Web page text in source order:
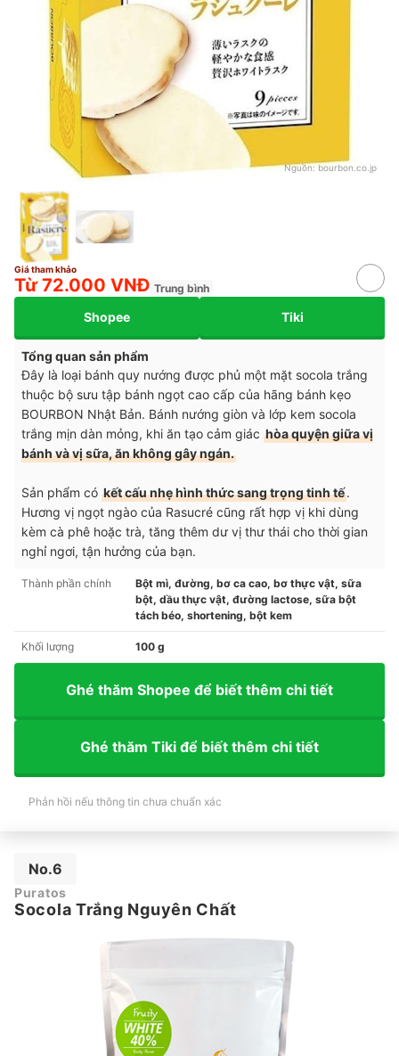
Nguồn:bourbon.co.jp
Giá tham khảo
Từ 72.000 VNĐ Trung bình
Shopee Tiki
Tổng quan sản phẩm
Đây là loại bánh quy nướng được phủ một mặt socola trắng
thuộc bộ sưu tập bánh ngọt cao cấp của hãng bánh kẹo
BOURBON Nhật Bản. Bánh nướng giòn và lớp kem socola
trắng mịn dàn mỏng, khi ăn tạo cảm giác hòa quyện giữa vị
bánh và vị sữa, ăn không gây ngán.
Sản phẩm có kết cấu nhẹ hình thức sang trọng tinh tế.
Hương vị ngọt ngào của Rasucré cũng rất hợp vị khi dùng
kèm cà phê hoặc trà, tăng thêm dư vị thư thái cho thời gian
nghỉ ngơi, tận hưởng của bạn.
Thành phần chính
Bột mì, đường, bơ ca cao, bơ thực vật, sữa
bột, dầu thực vật, đường lactose, sữa bột
tách béo, shortening, bột kem
Khối lượng 100 g
Ghé thăm Shopee để biết thêm chi tiết
Ghé thăm Tiki để biết thêm chi tiết
Phản hồi nếu thông tin chưa chuẩn xác
No.6
Puratos
Socola Trắng Nguyên Chất